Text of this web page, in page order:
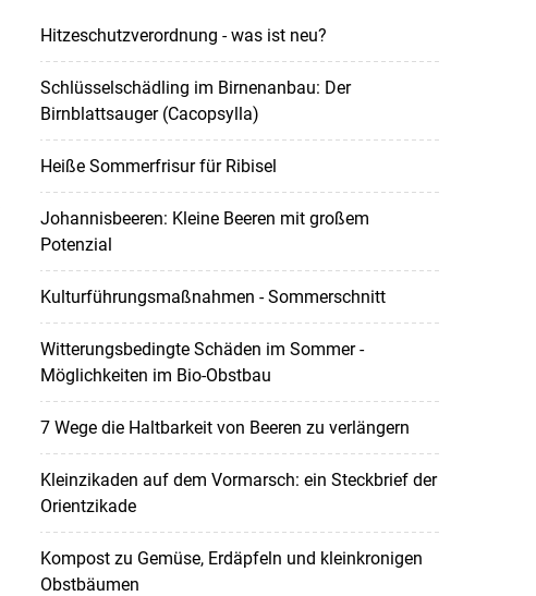
Hitzeschutzverordnung - was ist neu?
Schlüsselschädling im Birnenanbau: Der
Birnblattsauger (Cacopsylla)
Heiße Sommerfrisur für Ribisel
Johannisbeeren: Kleine Beeren mit großem
Potenzial
Kulturführungsmaßnahmen - Sommerschnitt
Witterungsbedingte Schäden im Sommer -
Möglichkeiten im Bio-Obstbau
7 Wege die Haltbarkeit von Beeren zu verlängern
Kleinzikaden auf dem Vormarsch: ein Steckbrief der
Orientzikade
Kompost zu Gemüse, Erdäpfeln und kleinkronigen
Obstbäumen